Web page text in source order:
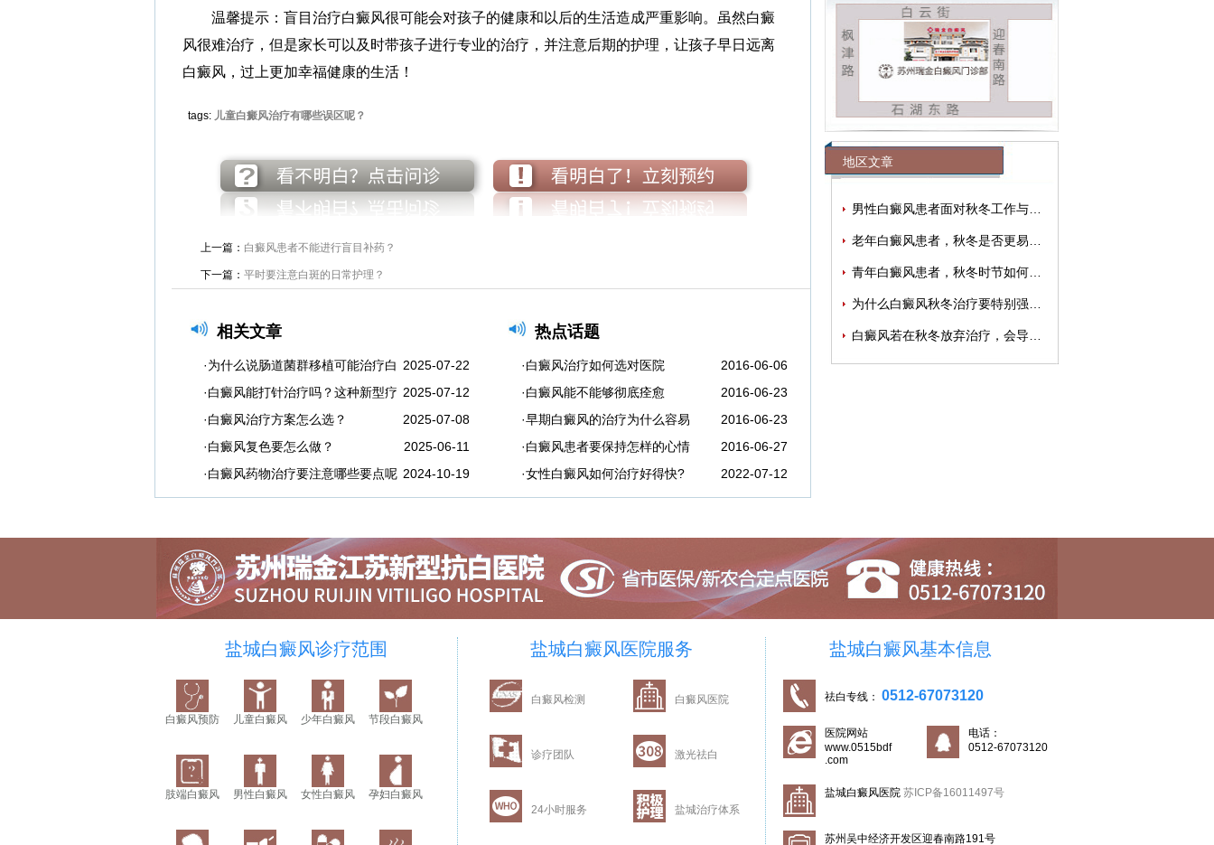
温馨提示：盲目治疗白癜风很可能会对孩子的健康和以后的生活造成严重影响。虽然白癜
风很难治疗，但是家长可以及时带孩子进行专业的治疗，并注意后期的护理，让孩子早日远离
白癜风，过上更加幸福健康的生活！
tags: 儿童白癜风治疗有哪些误区呢？
上一篇： 白癜风患者不能进行盲目补药？
下一篇： 平时要注意白斑的日常护理？
相关文章
·为什么说肠道菌群移植可能治疗白 2025-07-22
·白癜风能打针治疗吗？这种新型疗 2025-07-12
·白癜风治疗方案怎么选？
2025-07-08
·白癜风复色要怎么做？
2025-06-11
·白癜风药物治疗要注意哪些要点呢 2024-10-19
热点话题
·白癜风治疗如何选对医院
2016-06-06
·白癜风能不能够彻底痊愈
2016-06-23
·早期白癜风的治疗为什么容易
2016-06-23
·白癜风患者要保持怎样的心情
2016-06-27
·女性白癜风如何治疗好得快?
2022-07-12
地区文章
男性白癜风患者面对秋冬工作与生活压力
青年白癜风患者，秋冬时节如何有效缓解
盐城白癜风诊疗范围
白癜风预防 儿童白癜风 少年白癜风 节段白癜风
肢端白癜风 男性白癜风 女性白癜风 孕妇白癜风
盐城白癜风医院服务
白癜风检测 白癜风医院
诊疗团队 激光祛白
24小时服务 盐城治疗体系
盐城白癜风基本信息
祛白专线： 0512-67073120
医院网站
www.0515bdf
.com
电话：
0512-67073120
盐城白癜风医院 苏ICP备16011497号
苏州吴中经济开发区迎春南路191号